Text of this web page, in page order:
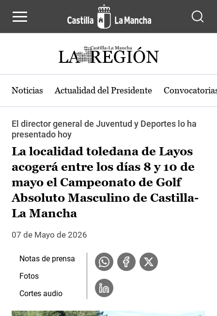
Noticias Actualidad del Presidente
El director general de Juventud y Deportes lo ha
presentado hoy
La localidad toledana de Layos
acogerá entre los días 8 y 10 de
mayo el Campeonato de Golf
Absoluto Masculino de Castilla-
La Mancha
07 de Mayo de 2026
Notas de prensa
Fotos
Cortes audio